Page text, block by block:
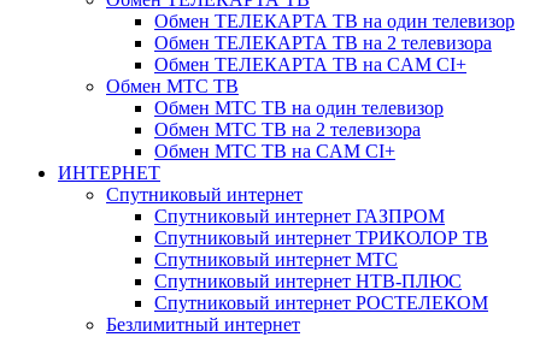
Обмен ТЕЛЕКАРТА ТВ на один телевизор
Обмен ТЕЛЕКАРТА ТВ на 2 телевизора
Обмен ТЕЛЕКАРТА ТВ на CAM CI+
Обмен МТС ТВ
Обмен МТС ТВ на один телевизор
Обмен МТС ТВ на 2 телевизора
Обмен МТС ТВ на CAM CI+
ИНТЕРНЕТ
Спутниковый интернет
Спутниковый интернет ГАЗПРОМ
Спутниковый интернет ТРИКОЛОР ТВ
Спутниковый интернет МТС
Спутниковый интернет НТВ-ПЛЮС
Спутниковый интернет РОСТЕЛЕКОМ
Безлимитный интернет